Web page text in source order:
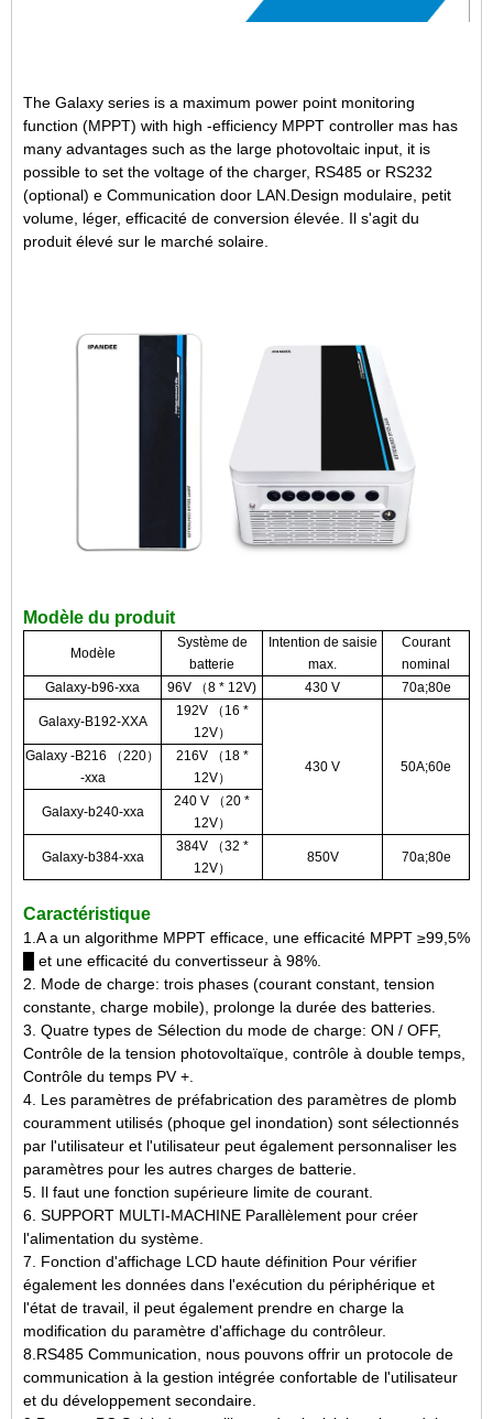
The Galaxy series is a maximum power point monitoring
function (MPPT) with high -efficiency MPPT controller mas has
many advantages such as the large photovoltaic input, it is
possible to set the voltage of the charger, RS485 or RS232
(optional) e Communication door LAN.Design modulaire, petit
volume, léger, efficacité de conversion élevée. Il s'agit du
produit élevé sur le marché solaire.
Modèle du produit
Modèle
Système de
batterie
Intention de saisie
max.
Courant
nominal
Galaxy-b96-xxa
96V （8 * 12V) 430 V 70a;80e
Galaxy-B192-XXA
192V （16 *
12V）
430 V 50A;60e
Galaxy -B216 （220）
-xxa
216V （18 *
12V）
Galaxy-b240-xxa
240 V （20 *
12V）
Galaxy-b384-xxa
384V （32 *
12V）
850V 70a;80e
Caractéristique
1.A a un algorithme MPPT efficace, une efficacité MPPT ≥99,5%
█ et une efficacité du convertisseur à 98%.
2. Mode de charge: trois phases (courant constant, tension
constante, charge mobile), prolonge la durée des batteries.
3. Quatre types de Sélection du mode de charge: ON / OFF,
Contrôle de la tension photovoltaïque, contrôle à double temps,
Contrôle du temps PV +.
4. Les paramètres de préfabrication des paramètres de plomb
couramment utilisés (phoque gel inondation) sont sélectionnés
par l'utilisateur et l'utilisateur peut également personnaliser les
paramètres pour les autres charges de batterie.
5. Il faut une fonction supérieure limite de courant.
6. SUPPORT MULTI-MACHINE Parallèlement pour créer
l'alimentation du système.
7. Fonction d'affichage LCD haute définition Pour vérifier
également les données dans l'exécution du périphérique et
l'état de travail, il peut également prendre en charge la
modification du paramètre d'affichage du contrôleur.
8.RS485 Communication, nous pouvons offrir un protocole de
communication à la gestion intégrée confortable de l'utilisateur
et du développement secondaire.